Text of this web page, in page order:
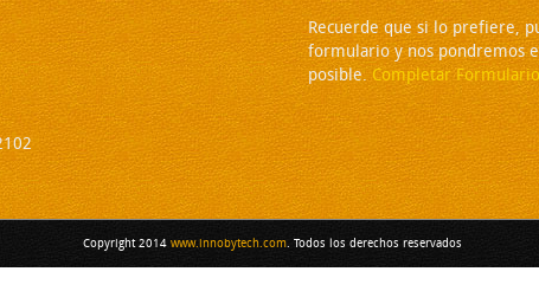
Recuerde que si lo prefiere,
formulario y nos pondremos
posible. Completar Formulario
Copyright 2014 www.innobytech.com. Todos los derechos reservados